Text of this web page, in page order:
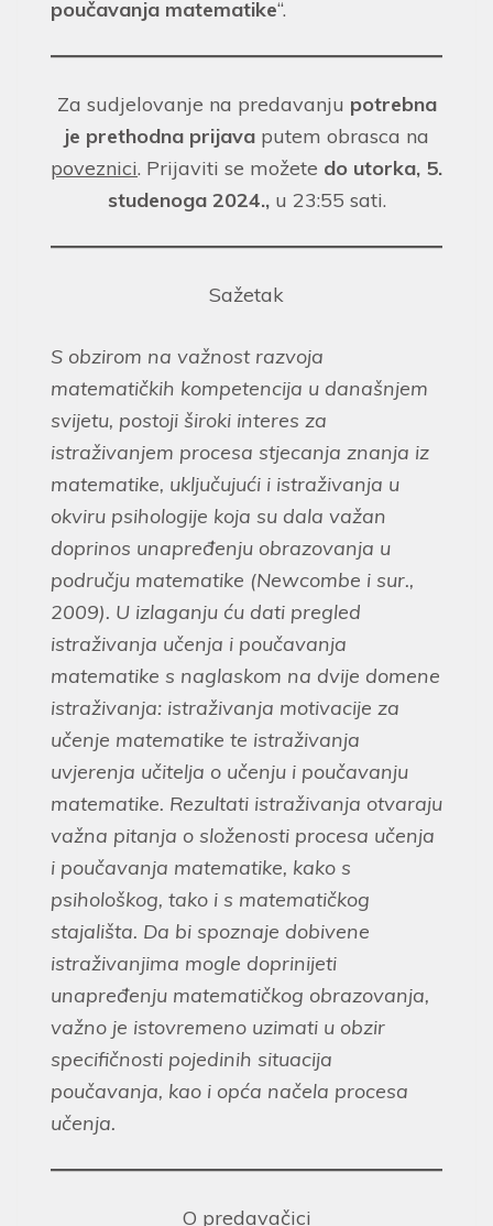
poučavanja matematike“.
Za sudjelovanje na predavanju potrebna
je prethodna prijava putem obrasca na
poveznici. Prijaviti se možete do utorka, 5.
studenoga 2024., u 23:55 sati.
Sažetak
S obzirom na važnost razvoja
matematičkih kompetencija u današnjem
svijetu, postoji široki interes za
istraživanjem procesa stjecanja znanja iz
matematike, uključujući i istraživanja u
okviru psihologije koja su dala važan
doprinos unapređenju obrazovanja u
području matematike (Newcombe i sur.,
2009). U izlaganju ću dati pregled
istraživanja učenja i poučavanja
matematike s naglaskom na dvije domene
istraživanja: istraživanja motivacije za
učenje matematike te istraživanja
uvjerenja učitelja o učenju i poučavanju
matematike. Rezultati istraživanja otvaraju
važna pitanja o složenosti procesa učenja
i poučavanja matematike, kako s
psihološkog, tako i s matematičkog
stajališta. Da bi spoznaje dobivene
istraživanjima mogle doprinijeti
unapređenju matematičkog obrazovanja,
važno je istovremeno uzimati u obzir
specifičnosti pojedinih situacija
poučavanja, kao i opća načela procesa
učenja.
O predavačici